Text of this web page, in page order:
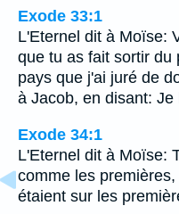
Exode 33:1
L'Eternel dit à Moïse:
que tu as fait sortir du
pays que j'ai juré de
à Jacob, en disant:
Exode 34:1
L'Eternel dit à Moïse:
comme les
étaient sur les